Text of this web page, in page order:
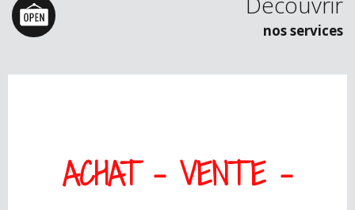
nos services
ACHAT - VENTE-